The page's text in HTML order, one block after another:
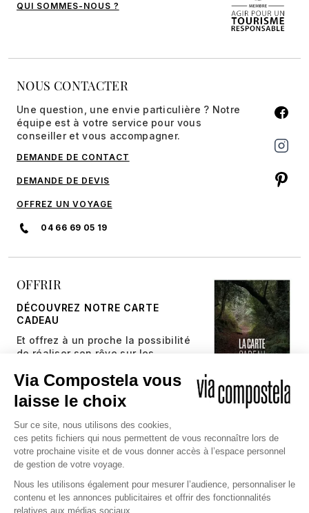
QUI SOMMES-NOUS ?
NOUS CONTACTER
Une question, une envie particulière ? Notre
équipe est à votre service pour vous
conseiller et vous accompagner.
DEMANDE DE CONTACT
DEMANDE DE DEVIS
OFFREZ UN VOYAGE
04 66 69 05 19
OFFRIR
DÉCOUVREZ NOTRE CARTE
CADEAU
Et offrez à un proche la possibilité
de réaliser son rêve sur les
JE DÉCOUVRE
Copyright © 2026 Via Compostela